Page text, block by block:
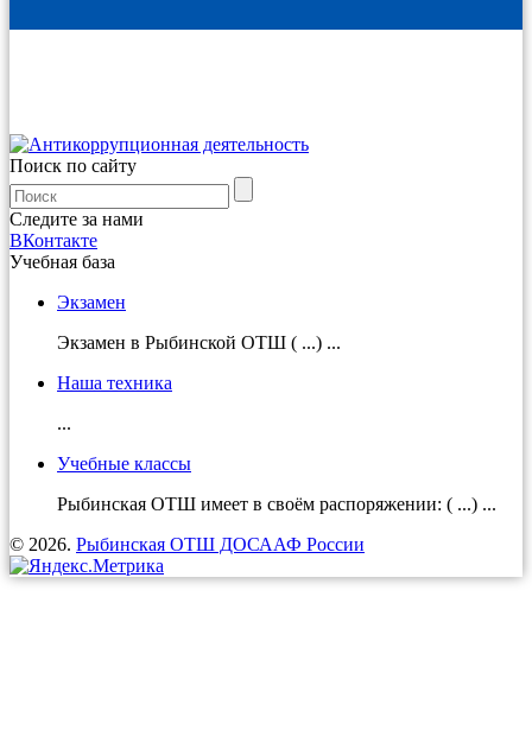
Поиск по сайту
Следите за нами
ВКонтакте
Учебная база
Экзамен
Экзамен в Рыбинской ОТШ ( ...) ...
Наша техника
...
Учебные классы
Рыбинская ОТШ имеет в своём распоряжении: ( ...) ...
© 2026. Рыбинская ОТШ ДОСААФ России